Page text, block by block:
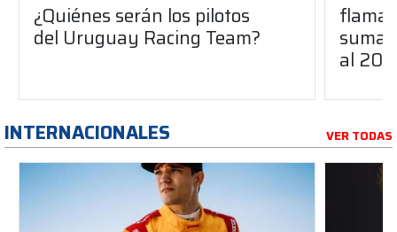
¿Quiénes serán los pilotos
del Uruguay Racing Team? suma
al
INTERNACIONALES VER TODAS